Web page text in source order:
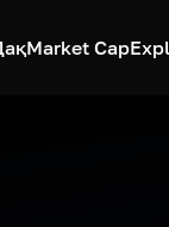
Market Cap